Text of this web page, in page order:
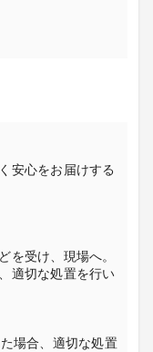
安心をお届けする
を受け、現場へ。
適切な処置を行い
場合、適切な処置